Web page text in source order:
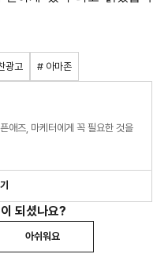
광고 # 아마존
애즈, 마케터에게 꼭 필요한 것을
되셨나요?
아쉬워요